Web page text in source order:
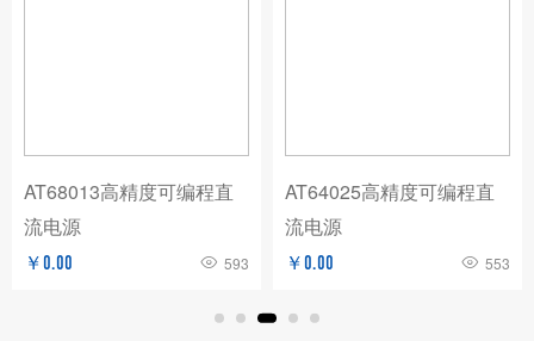
AT68013高精度可编程直
流电源
￥0.00 593
AT64025高精度可编程直
流电源
￥0.00 553